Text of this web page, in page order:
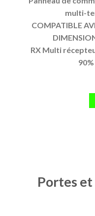
multi-
COMPATIBLE
RX Multi
Portes